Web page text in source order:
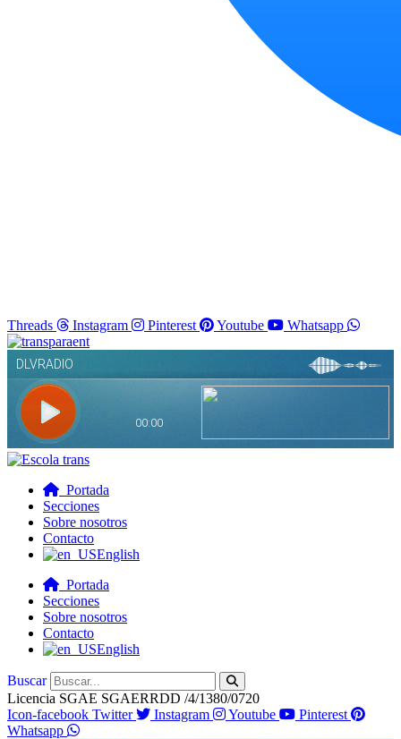
Threads Instagram Pinterest Youtube Whatsapp
Portada
Secciones
Sobre nosotros
Contacto
English
Portada
Secciones
Sobre nosotros
Contacto
English
Buscar
Licencia SGAE SGAERRDD /4/1380/0720
Icon-facebook Twitter Instagram Youtube
Pinterest
Whatsapp